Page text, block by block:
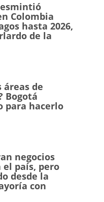
Colombia
hasta 2026,
de la
áreas de
Bogotá
para hacerlo
negocios
el país, pero
desde la
con